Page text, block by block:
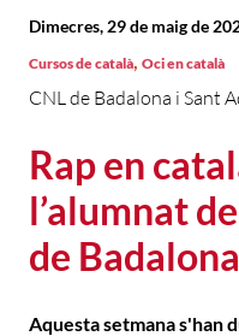
Rap en
l’alumnat
de
CNL de Badalona i Sant
Dimecres, 29 de maig de
Cursos de català, Oci en català
Aquesta setmana s'han